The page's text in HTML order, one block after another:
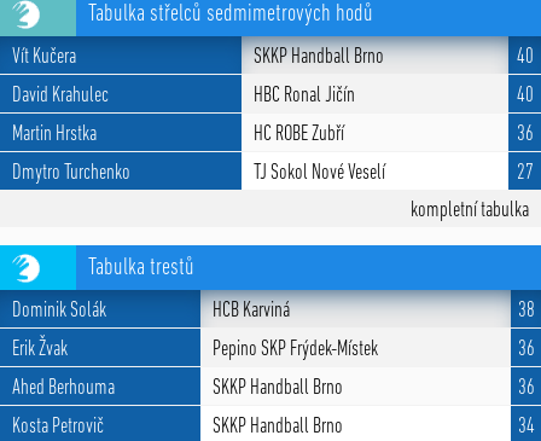
Tabulka střelců sedmimetrových hodů
Vít Kučera SKKP Handball Brno
40
David Krahulec
HBC Ronal Jičín
40
Martin Hrstka
HC ROBE Zubří
36
Dmytro Turchenko
TJ Sokol Nové Veselí
27
kompletní tabulka
Tabulka trestů
Dominik Solák HCB Karviná
38
Erik Žvak
Pepino SKP Frýdek-Místek
36
Ahed Berhouma
SKKP Handball Brno
36
Kosta Petrovič
SKKP Handball Brno
34